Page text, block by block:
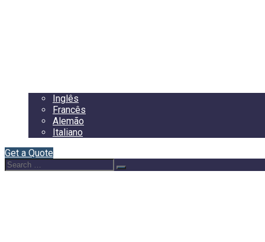
Inglês
Francês
Alemão
Italiano
Get a Quote
Search
for:
Search